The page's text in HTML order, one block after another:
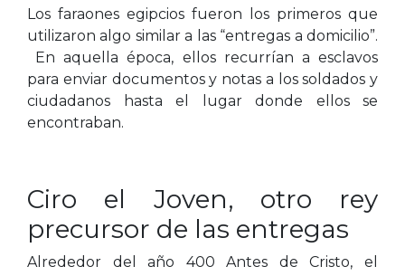
Los faraones egipcios fueron los primeros que
utilizaron algo similar a las “entregas a domicilio”.
En aquella época, ellos recurrían a esclavos
para enviar documentos y notas a los soldados y
ciudadanos hasta el lugar donde ellos se
encontraban.
Ciro el Joven, otro rey
precursor de las entregas
Alrededor del año 400 Antes de Cristo, el